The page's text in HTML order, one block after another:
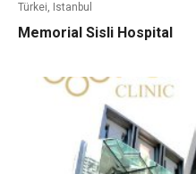
Türkei, Istanbul
Memorial Sisli Hospital